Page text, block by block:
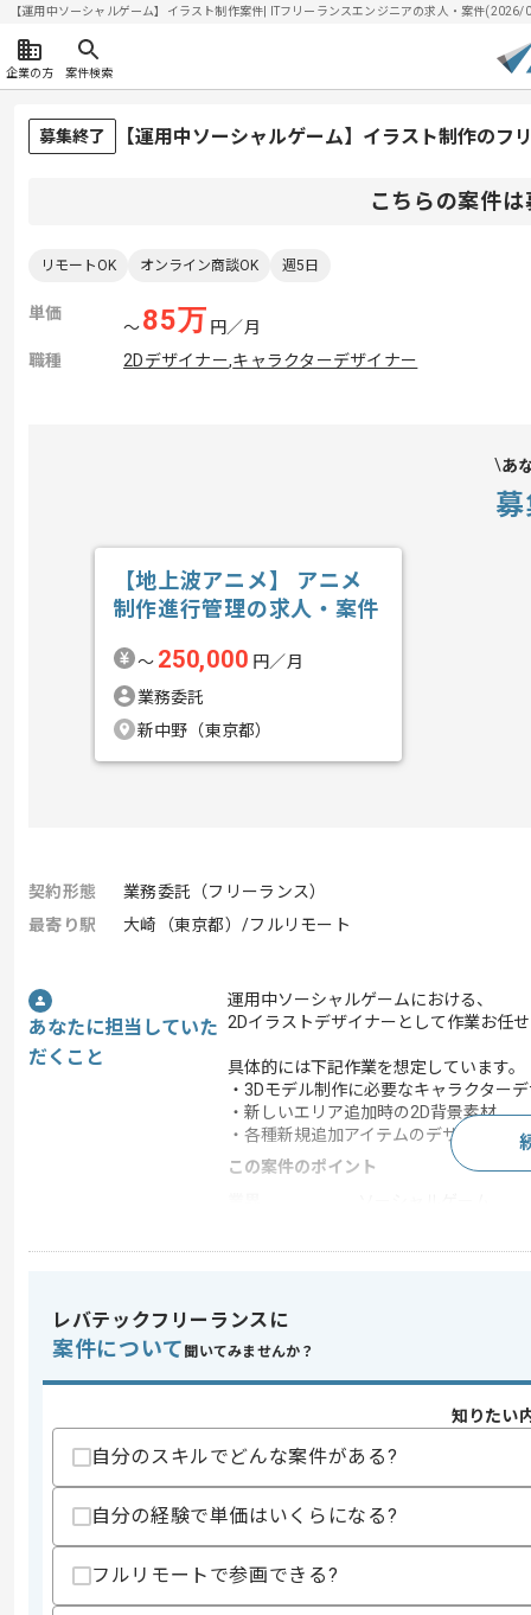
【運用中ソーシャルゲーム】イラスト制作案件| ITフリーランスエンジニアの求人・案件
企業の方 案件検索
募集終了 【運用中ソーシャルゲーム】イラスト制作のフ
こちらの案件
リモートOK オンライン商談OK 週5日
単価
〜85万 円／月
職種
2Dデザイナー,キャラクターデザイナー
あ
【地上波アニメ】 アニメ
制作進行管理の求人・案件
〜 250,000 円／月
業務委託
新中野（東京都）
契約形態
業務委託（フリーランス）
最寄り駅
大崎（東京都）/フルリモート
あなたに担当していた
だくこと
運用中ソーシャルゲームにおける、
2Dイラストデザイナーとして作業お任
具体的には下記作業を想定しています。
・3Dモデル制作に必要なキャラクター
・新しいエリア追加時の2D背景素材
・各種新規追加アイテムのデザインなど
この案件のポイント
スキル
求めるスキル
・ダークファンタジー系のテイストの
・写実的な絵や背景の制作経験
スキルに不安がある方へ
レバテックフリーランスに
案件について 聞いてみませんか？
知りたい
自分のスキルでどんな案件がある?
自分の経験で単価はいくらになる?
フルリモートで参画できる?